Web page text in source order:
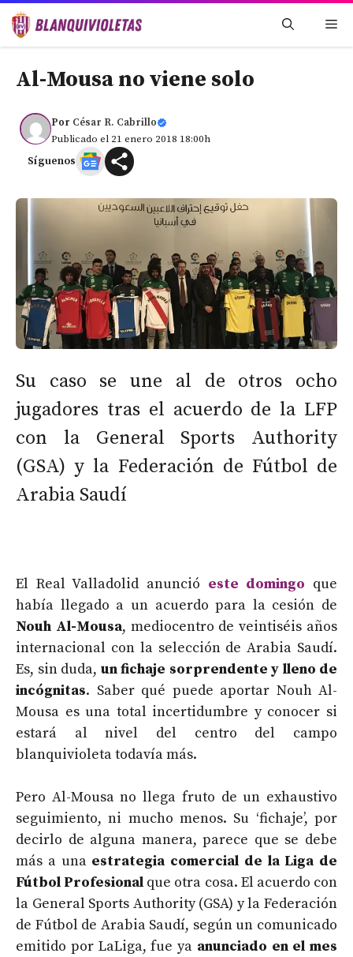
Saltar
Al-Mousa no viene solo
Por César R. Cabrillo
Publicado el 21 enero 2018 18:00h
Síguenos
Su caso se une al de otros ocho
jugadores tras el acuerdo de la LFP
con la General Sports Authority
(GSA) y la Federación de Fútbol de
Arabia Saudí
El Real Valladolid anunció este domingo que
había llegado a un acuerdo para la cesión de
Nouh Al-Mousa, mediocentro de veintiséis años
internacional con la selección de Arabia Saudí.
Es, sin duda, un fichaje sorprendente y lleno de
incógnitas. Saber qué puede aportar Nouh Al-
Mousa es una total incertidumbre y conocer si
estará al nivel del centro del campo
blanquivioleta todavía más.
Pero Al-Mousa no llega fruto de un exhaustivo
seguimiento, ni mucho menos. Su ‘fichaje’, por
decirlo de alguna manera, parece que se debe
más a una estrategia comercial de la Liga de
Fútbol Profesional que otra cosa. El acuerdo con
la General Sports Authority (GSA) y la Federación
de Fútbol de Arabia Saudí, según un comunicado
emitido por LaLiga, fue ya anunciado en el mes